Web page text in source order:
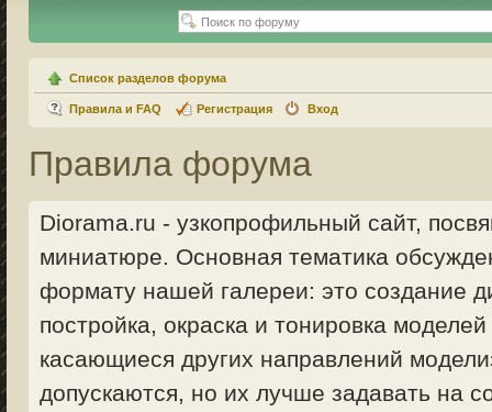
Список разделов форума
Правила и FAQ Регистрация Вход
Правила форума
Diorama.ru - узкопрофильный сайт,
миниатюре. Основная тематика
формату нашей галереи: это создание
постройка, окраска и тонировка
касающиеся других направлений
допускаются, но их лучше задавать на